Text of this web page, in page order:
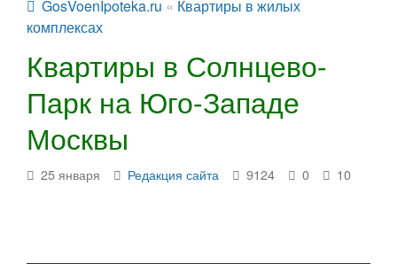
GosVoenIpoteka.ru « Квартиры в жилых
комплексах
Квартиры в Солнцево-
Парк на Юго-Западе
Москвы
25 января Редакция сайта 9124 0 10